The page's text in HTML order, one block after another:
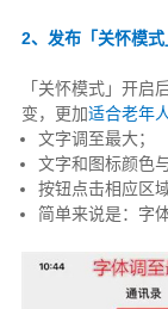
2、发布「关怀模式
「关怀模式」开启
变，更加适合老年
文字调至最大；
文字和图标颜色
按钮点击相应区
简单来说是：字